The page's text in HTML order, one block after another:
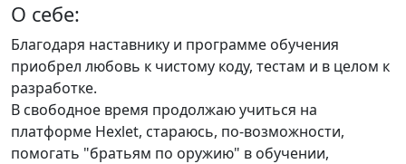
О себе:
Благодаря наставнику и программе обучения
приобрел любовь к чистому коду, тестам и в целом к
разработке.
В свободное время продолжаю учиться на
платформе Hexlet, стараюсь, по-возможности,
помогать "братьям по оружию" в обучении,